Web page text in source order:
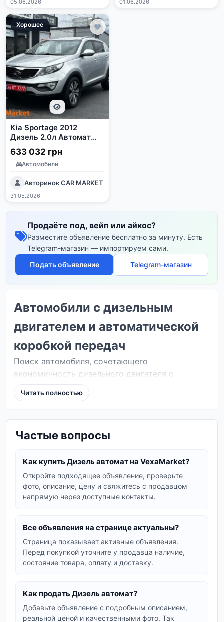
05.06.2026 01.06.2026
Хорошее
Kia Sportage 2012
Дизель 2.0л Автомат
Полный привод Серый
633 032 грн
Автомобили
Авторинок CAR MARKET
31.05.2026
Продаёте под, вейп или айкос?
Разместите объявление бесплатно за минуту. Есть
Telegram-магазин — импортируем сами.
Подать объявление
Telegram-магазин
Автомобили с дизельным
двигателем и автоматической
коробкой передач
Поиск автомобиля, сочетающего
экономичность дизельного двигателя с
комфортом автоматической трансмиссии,
становится проще с Vexa Market. Мы собрали
именнодизель автомат
передач пользуется заслуженной
популярностью благодаря:
Экономичности:Дизельные двигатели
что особенно актуально в условиях
Динамике:Современные дизельные
моторы в паре с автоматической коробкой
хорошую тягу, делая вождение
комфортным как в городе, так и на трассе.
Надежности:Многие модели автомобилей
Читать полностью
Частые вопросы
Как купить Дизель автомат на VexaMarket?
Откройте подходящее объявление, проверьте
фото, описание, цену и свяжитесь с продавцом
напрямую через доступные контакты.
Все объявления на странице актуальны?
Страница показывает активные объявления.
Перед покупкой уточните у продавца наличие,
состояние товара, оплату и доставку.
Как продать Дизель автомат?
Добавьте объявление с подробным описанием,
реальной ценой и качественными фото. Так